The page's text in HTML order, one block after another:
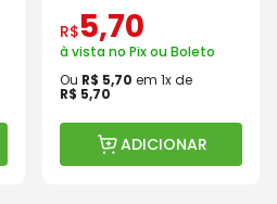
R$5,70
à vista no Pix ou Boleto
Ou R$ 5,70 em 1x de
R$ 5,70
ADICIONAR